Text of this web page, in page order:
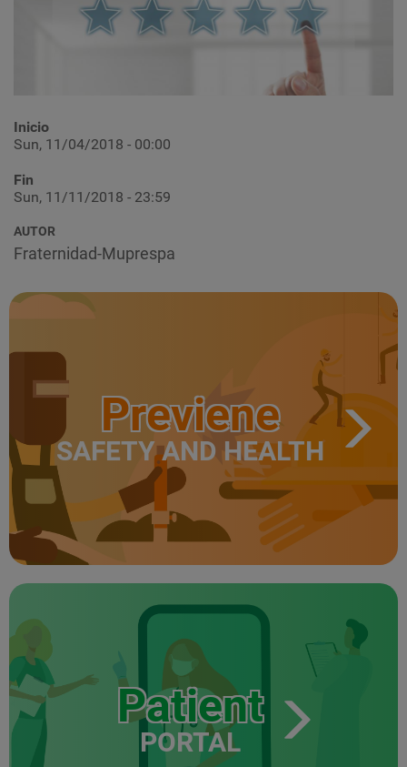
Inicio
Sun, 11/04/2018 - 00:00
Fin
Sun, 11/11/2018 - 23:59
AUTOR
Fraternidad-Muprespa
Previene
SAFETY AND HEALTH
Patient
PORTAL